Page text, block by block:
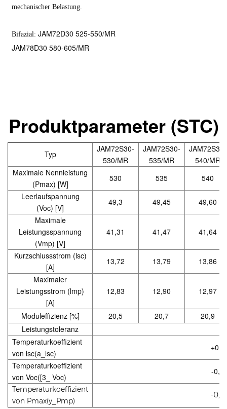
mechanischer Belastung.
Bifazial:JAM72D30 525-550/MR
JAM78D30 580-605/MR
Produktparameter (STC)
Typ
JAM72S30-
530/MR
JAM72S30-
535/MR
JAM72S30-
540/MR
Maximale Nennleistung
(Pmax) [W]
530 535
540
Leerlaufspannung
(Voc) [V]
49,3 49,45
49,60
Maximale
Leistungsspannung
(Vmp) [V]
41,31 41,47 41,64
Kurzschlussstrom (lsc)
[A]
13,72 13,79
13,86
Maximaler
Leistungsstrom (lmp)
[A]
12,83 12,90 12,97
Moduleffizienz [%] 20,5 20,7
20,9
Leistungstoleranz
Temperaturkoeffizient
von lsc(a_lsc)
Temperaturkoeffizient
von Voc([3_ Voc)
-
Temperaturkoeffizient
von Pmax(y_Pmp)
-